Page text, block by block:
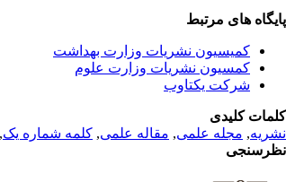
پایگاه های مرتبط
کمیسیون نشریات وزارت بهداشت
کمسیون نشریات وزارت علوم
شرکت یکتاوب
کلمات کلیدی
نشریه, مجله علمی, مقاله علمی, کلمه شماره یک
نظرسنجی